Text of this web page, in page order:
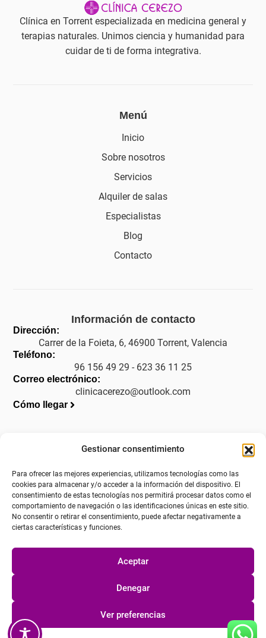
Gestionar consentimiento
Para ofrecer las mejores experiencias, utilizamos tecnologías como las
cookies para almacenar y/o acceder a la información del dispositivo. El
consentimiento de estas tecnologías nos permitirá procesar datos como el
comportamiento de navegación o las identificaciones únicas en este sitio.
No consentir o retirar el consentimiento, puede afectar negativamente a
ciertas características y funciones.
Aceptar
Denegar
Ver preferencias
Clínica en Torrent especializada en medicina general y
terapias naturales. Unimos ciencia y humanidad para
cuidar de ti de forma integrativa.
Menú
Inicio
Sobre nosotros
Servicios
Alquiler de salas
Especialistas
Blog
Contacto
Información de contacto
Dirección:
Carrer de la Foieta, 6, 46900 Torrent, Valencia
Teléfono:
96 156 49 29 - 623 36 11 25
Correo electrónico:
clinicacerezo@outlook.com
Cómo llegar
Aviso legal
Política de privacidad
Política de cookies (UE)